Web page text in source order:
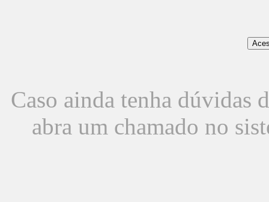
Caso ainda tenha dúvidas
abra um chamado no